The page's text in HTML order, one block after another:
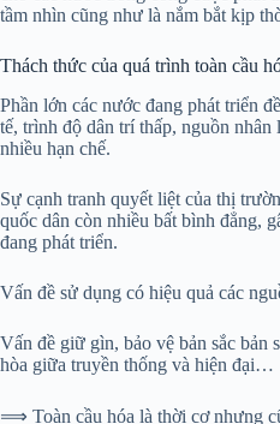
tầm nhìn cũng như là nắm bắt kịp
Thách thức của quá trình toàn cầu
Phần lớn các nước đang phát triển
tế, trình độ dân trí thấp, nguồn
nhiều hạn chế.
Sự cạnh tranh quyết liệt của thị
quốc dân còn nhiều bất bình đẳng,
đang phát triển.
Vấn đề sử dụng có hiệu quả các
Vấn đề giữ gìn, bảo vệ bản sắc bản
hòa giữa truyền thống và hiện đại…
⟹ Toàn cầu hóa là thời cơ nhưng